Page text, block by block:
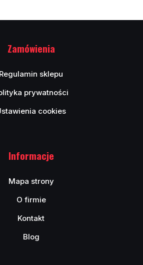
Zamówienia
Regulamin sklepu
prywatności
cookies
Informacje
Mapa strony
O firmie
Kontakt
Blog